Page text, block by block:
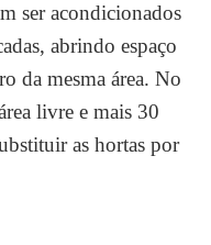
ser acondicionados
abrindo espaço
da mesma área. No
livre e mais 30
as hortas por